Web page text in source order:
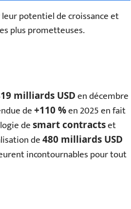
potentiel de croissance et
plus prometteuses.
milliards USDen décembre
de+110 %en 2025 en fait
desmart contractset
de480 milliards USD
incontournables pour tout